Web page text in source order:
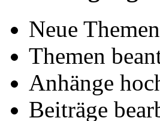
Neue
Themen
Anhänge
Beiträge